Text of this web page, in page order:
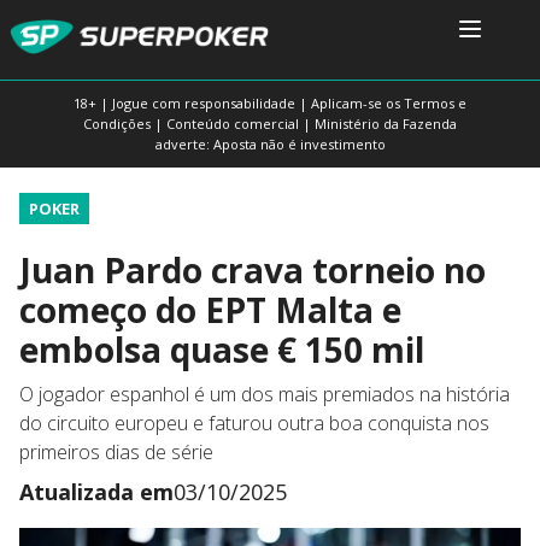
18+ | Jogue com responsabilidade | Aplicam-se os Termos e
Condições | Conteúdo comercial | Ministério da Fazenda
adverte: Aposta não é investimento
POKER
Juan Pardo crava torneio no
começo do EPT Malta e
embolsa quase € 150 mil
O jogador espanhol é um dos mais premiados na história
do circuito europeu e faturou outra boa conquista nos
primeiros dias de série
Atualizada em03/10/2025